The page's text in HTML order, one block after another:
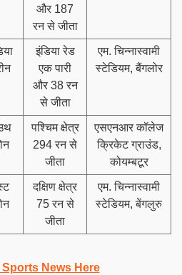
और 187
रन से जीता
इंडिया रेड
एक पारी
और 38 रन
से जीता
एम. चिन्नास्वामी
स्टेडियम, बैंगलोर
पश्चिम क्षेत्र
294 रन से
जीता
एसएनआर कॉलेज
क्रिकेट ग्राउंड,
कोयम्बटूर
दक्षिण क्षेत्र
75 रन से
जीता
एम. चिन्नास्वामी
स्टेडियम, बेंगलुरु
Sports News Here